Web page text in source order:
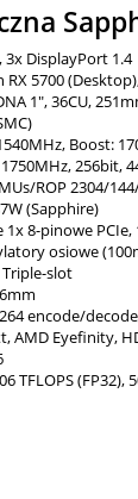
3x DisplayPort 1.4
5700
1", 36CU,
Boost:
256bit,
ROP 2304/​
(Sapphire)
8-pinowe PCIe,
osiowe
Triple-slot
encode/​
AMD Eyefinity,
TFLOPS (FP32),